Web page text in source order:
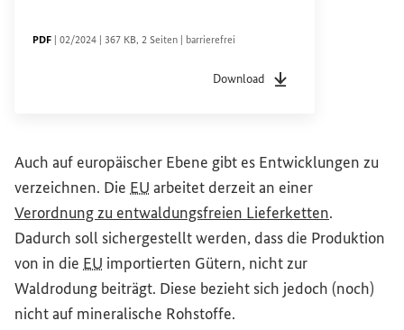
DATEITYP
PDF Sachstandsdatum
02/2024 Dateigröße
367 KB, Seiten
2 Seiten Zugänglichkeit
barrierefrei
Download
DateityppdfSachstandsdatum
Auch auf europäischer Ebene gibt es Entwicklungen zu
verzeichnen. Die EU arbeitet derzeit an einer
Verordnung zu entwaldungsfreien Lieferketten(Externer
.
Dadurch soll sichergestellt werden, dass die Produktion
von in die EU importierten Gütern, nicht zur
Waldrodung beiträgt. Diese bezieht sich jedoch (noch)
nicht auf mineralische Rohstoffe.